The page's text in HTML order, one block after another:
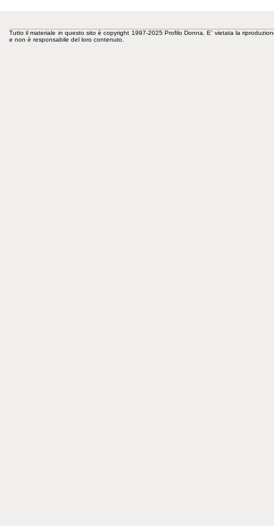
Tutto il materiale in questo sito è copyright 1997-2025 Profilo Donna. E' vietata la
e non è responsabile del loro contenuto.